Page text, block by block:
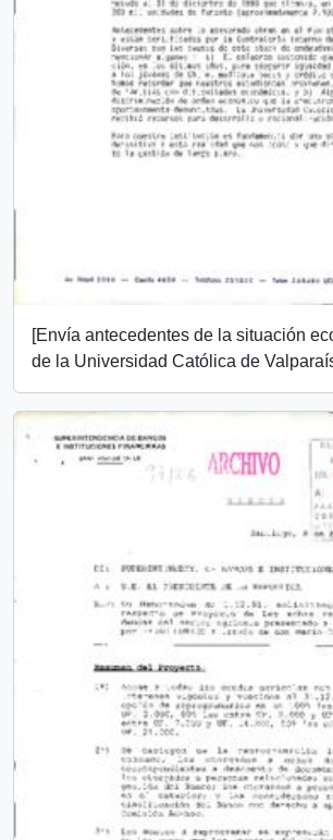
[Envía antecedentes de la situación
de la Universidad Católica de